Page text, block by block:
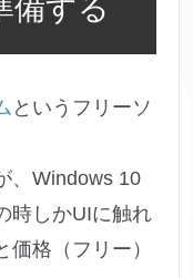
備する
というフリーソ
、Windows 10
時しかUIに触れ
格（フリー）